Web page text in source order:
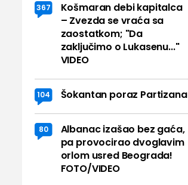
367
Košmaran debi kapitalca
– Zvezda se vraća sa
zaostatkom; "Da
zaključimo o Lukasenu..."
VIDEO
104 Šokantan poraz Partizana
80
Albanac izašao bez gaća,
pa provocirao dvoglavim
orlom usred Beograda!
FOTO/VIDEO